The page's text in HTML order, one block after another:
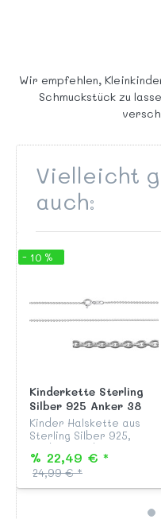
Wir empfehlen,
Schmuckstück zu
Vielleicht
auch:
- 10 %
Kinderkette Sterling
Silber 925 Anker 38
cm
Kinder Halskette aus
Sterling Silber 925,
Modell "Rundanker", 38
cm lang, mit stabilem
Federringverschluss,
passend zu allen Silber
% 22,49 € *
24,99 € *